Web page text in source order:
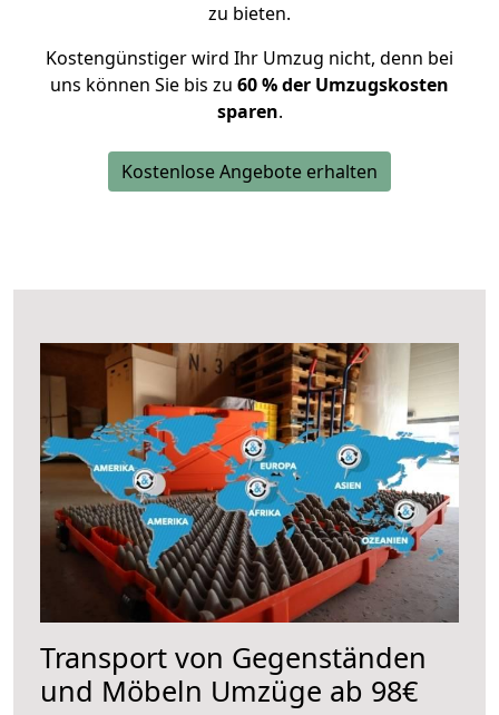
zu bieten.
Kostengünstiger wird Ihr Umzug nicht, denn bei
uns können Sie bis zu 60 % der Umzugskosten
sparen.
Kostenlose Angebote erhalten
Transport von Gegenständen
und Möbeln Umzüge ab 98€